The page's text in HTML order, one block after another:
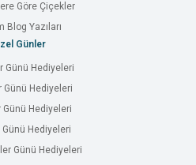
Göre Çiçekler
Blog Yazıları
Günler
Günü Hediyeleri
Günü Hediyeleri
Günü Hediyeleri
Günü Hediyeleri
Günü Hediyeleri